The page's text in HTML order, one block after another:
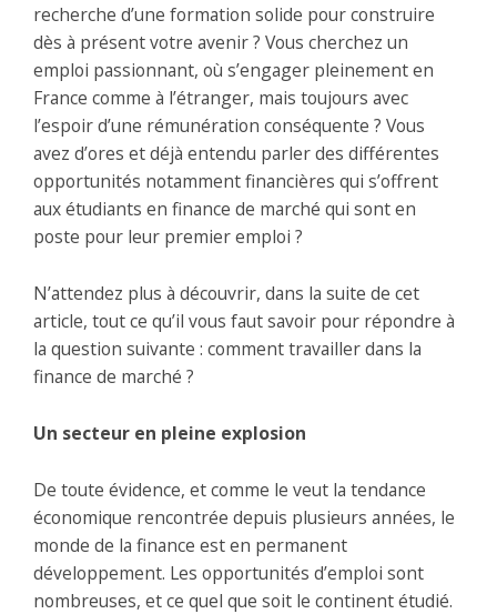
recherche d’une formation solide pour construire
dès à présent votre avenir ? Vous cherchez un
emploi passionnant, où s’engager pleinement en
France comme à l’étranger, mais toujours avec
l’espoir d’une rémunération conséquente ? Vous
avez d’ores et déjà entendu parler des différentes
opportunités notamment financières qui s’offrent
aux étudiants en finance de marché qui sont en
poste pour leur premier emploi ?
N’attendez plus à découvrir, dans la suite de cet
article, tout ce qu’il vous faut savoir pour répondre à
la question suivante : comment travailler dans la
finance de marché ?
Un secteur en pleine explosion
De toute évidence, et comme le veut la tendance
économique rencontrée depuis plusieurs années, le
monde de la finance est en permanent
développement. Les opportunités d’emploi sont
nombreuses, et ce quel que soit le continent étudié.